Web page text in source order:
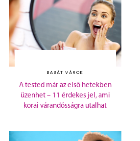
BABÁT VÁROK
A tested már az első hetekben
üzenhet – 11 érdekes jel, ami
korai várandósságra utalhat